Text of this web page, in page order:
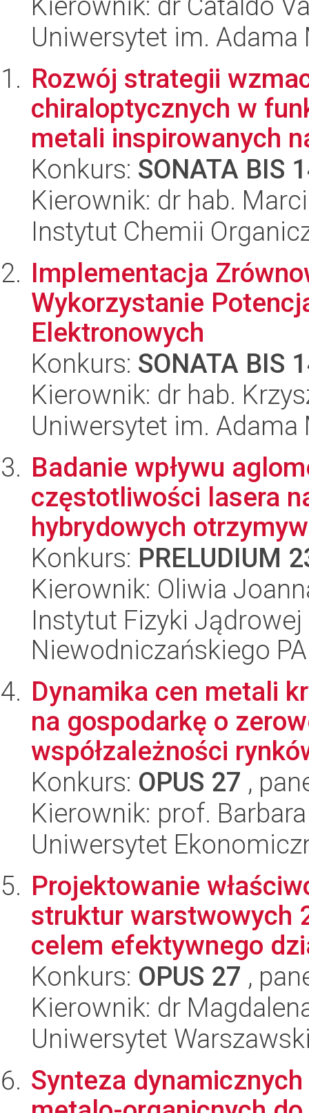
Uniwersytet im.
Rozwój strategii
chiraloptycznych w
metali inspirowanych
Konkurs: SONATA BIS
Kierownik: dr hab.
Instytut Chemii
Implementacja
Wykorzystanie
Elektronowych
Konkurs: SONATA BIS
Kierownik: dr hab.
Uniwersytet im.
Badanie wpływu
częstotliwości lasera
hybrydowych
Konkurs: PRELUDIUM
Kierownik: Oliwia
Instytut Fizyki
Niewodniczańskiego
Dynamika cen metali
na gospodarkę o
współzależności
Konkurs: OPUS 27 ,
Kierownik: prof.
Uniwersytet
Projektowanie
struktur warstwowych
celem efektywnego
Konkurs: OPUS 27 ,
Kierownik: dr
Uniwersytet
Synteza